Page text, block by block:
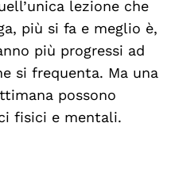
lezione che
più si fa e meglio è,
più progressi ad
si frequenta. Ma una
possono
fisici e mentali.